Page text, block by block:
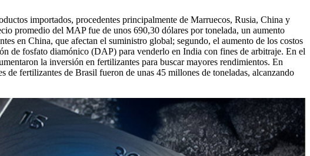
importados, procedentes principalmente de Marruecos, Rusia, China y
promedio del MAP fue de unos 690,30 dólares por tonelada, un aumento
en China, que afectan el suministro global; segundo, el aumento de los costos
de fosfato diamónico (DAP) para venderlo en India con fines de arbitraje. En el
la inversión en fertilizantes para buscar mayores rendimientos. En
fertilizantes de Brasil fueron de unas 45 millones de toneladas, alcanzando